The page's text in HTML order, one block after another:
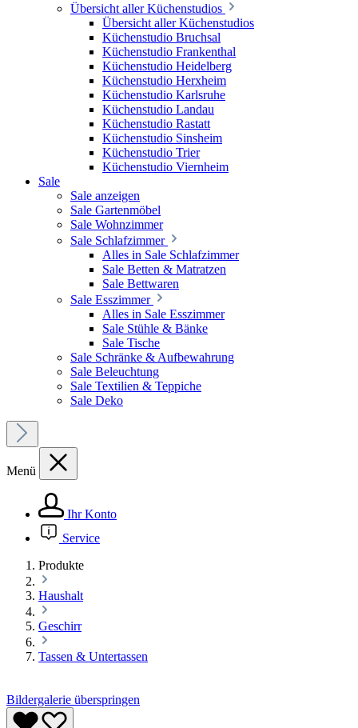
Übersicht aller Küchenstudios
Übersicht aller Küchenstudios
Küchenstudio Bruchsal
Küchenstudio Frankenthal
Küchenstudio Heidelberg
Küchenstudio Herxheim
Küchenstudio Karlsruhe
Küchenstudio Landau
Küchenstudio Rastatt
Küchenstudio Sinsheim
Küchenstudio Trier
Küchenstudio Viernheim
Sale
Sale anzeigen
Sale Gartenmöbel
Sale Wohnzimmer
Sale Schlafzimmer
Alles in Sale Schlafzimmer
Sale Betten & Matratzen
Sale Bettwaren
Sale Esszimmer
Alles in Sale Esszimmer
Sale Stühle & Bänke
Sale Tische
Sale Schränke & Aufbewahrung
Sale Beleuchtung
Sale Textilien & Teppiche
Sale Deko
Menü
Ihr Konto
Service
Produkte
Haushalt
Geschirr
Tassen & Untertassen
Bildergalerie überspringen